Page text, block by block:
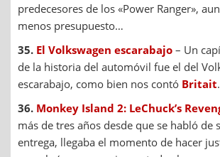
predecesores de los «Power Ranger»,
menos presupuesto…
35. El Volkswagen escarabajo – Un
de la historia del automóvil fue el del
escarabajo, como bien nos contó Britait.
36. Monkey Island 2: LeChuck’s
más de tres años desde que se habló de
entrega, llegaba el momento de hacer